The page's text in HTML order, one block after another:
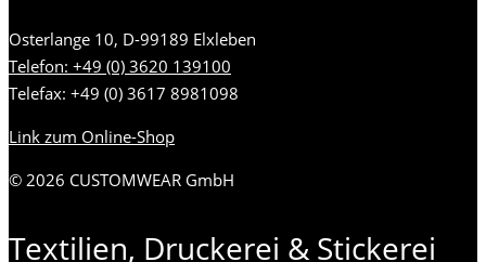
Osterlange 10, D-99189 Elxleben
Telefon: +49 (0) 3620 139100
Telefax: +49 (0) 3617 8981098
Link zum Online-Shop
© 2026 CUSTOMWEAR GmbH
Textilien, Druckerei & Stickerei